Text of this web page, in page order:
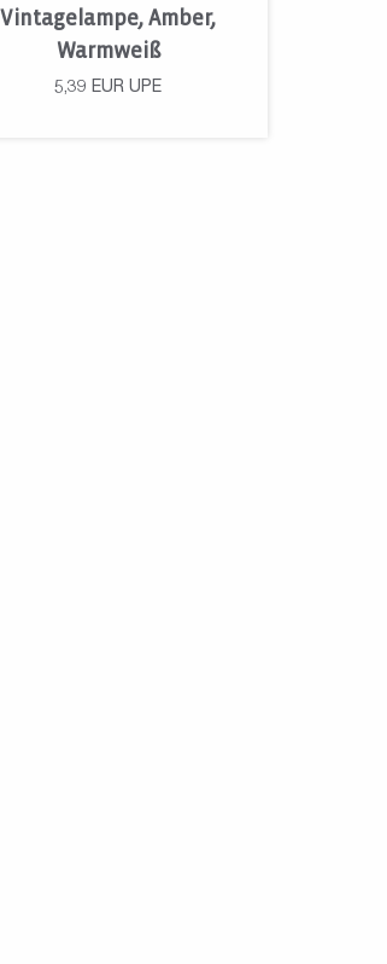
Vintagelampe, Amber,
Warmweiß
5,39 EUR UPE